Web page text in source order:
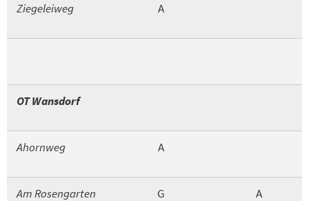
Ziegeleiweg A
OT Wansdorf
Ahornweg A
Am Rosengarten G A